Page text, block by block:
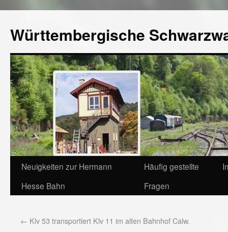
Württembergische
Neuigkeiten zur Hermann
Hesse Bahn
Häufig gestellte
Fragen
← Klv 53 transportiert Klv 11 im alten Bahnhof Calw.